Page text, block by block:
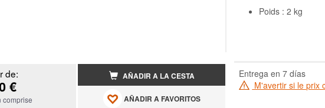
Poids : 2 kg
de:
€
comprise
AÑADIR A LA CESTA
AÑADIR A FAVORITOS
Entrega en 7 días
M'avertir si le prix